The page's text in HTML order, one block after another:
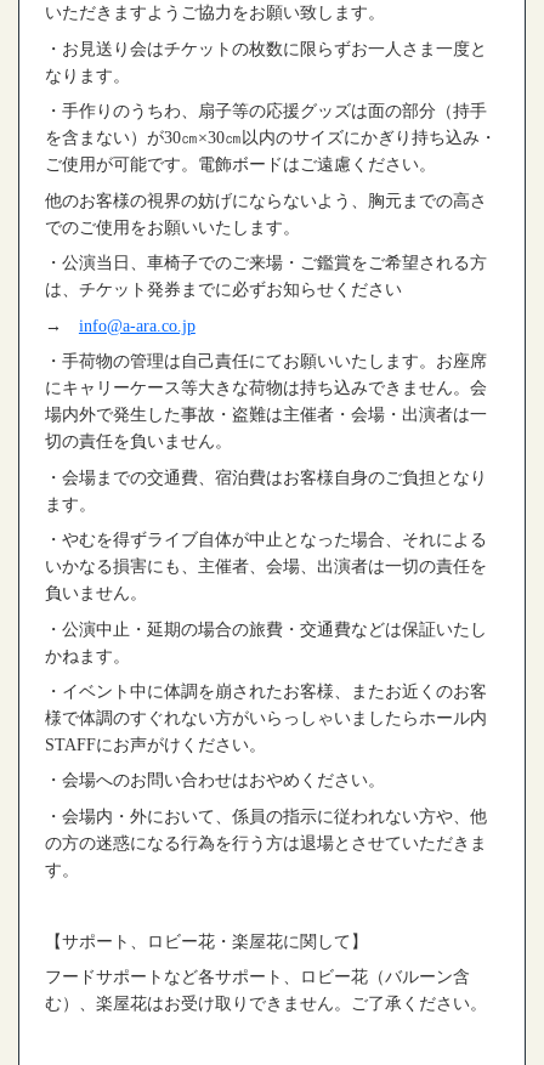
いただきますようご協力をお願い致します。
・お見送り会はチケットの枚数に限らずお一人さま一度と
なります。
・手作りのうちわ、扇子等の応援グッズは面の部分（持手
を含まない）が30㎝×30㎝以内のサイズにかぎり持ち込み・
ご使用が可能です。電飾ボードはご遠慮ください。
他のお客様の視界の妨げにならないよう、胸元までの高さ
でのご使用をお願いいたします。
・公演当日、車椅子でのご来場・ご鑑賞をご希望される方
は、チケット発券までに必ずお知らせください
→
info@a-ara.co.jp
・手荷物の管理は自己責任にてお願いいたします。お座席
にキャリーケース等大きな荷物は持ち込みできません。会
場内外で発生した事故・盗難は主催者・会場・出演者は一
切の責任を負いません。
・会場までの交通費、宿泊費はお客様自身のご負担となり
ます。
・やむを得ずライブ自体が中止となった場合、それによる
いかなる損害にも、主催者、会場、出演者は一切の責任を
負いません。
・公演中止・延期の場合の旅費・交通費などは保証いたし
かねます。
・イベント中に体調を崩されたお客様、またお近くのお客
様で体調のすぐれない方がいらっしゃいましたらホール内
STAFFにお声がけください。
・会場へのお問い合わせはおやめください。
・会場内・外において、係員の指示に従われない方や、他
の方の迷惑になる行為を行う方は退場とさせていただきま
す。
【サポート、ロビー花・楽屋花に関して】
フードサポートなど各サポート、ロビー花（バルーン含
む）、楽屋花はお受け取りできません。ご了承ください。